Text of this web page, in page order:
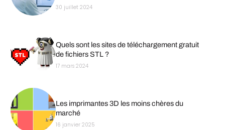
30 juillet 2024
Quels sont les sites de téléchargement gratuit
de fichiers STL ?
17 mars 2024
Les imprimantes 3D les moins chères du
marché
16 janvier 2025